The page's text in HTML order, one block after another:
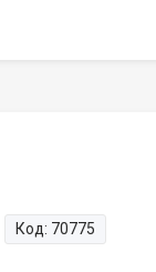
Код: 70775